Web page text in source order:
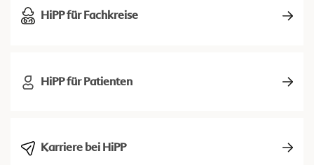
HiPP für Fachkreise
HiPP für Patienten
Karriere bei HiPP